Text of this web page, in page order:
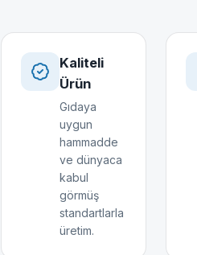
Kaliteli
Ürün
Gıdaya
uygun
hammadde
ve dünyaca
kabul
görmüş
standartlarla
üretim.